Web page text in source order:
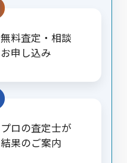
無料査定・相談
お申し込み
プロの査定士が
結果のご案内